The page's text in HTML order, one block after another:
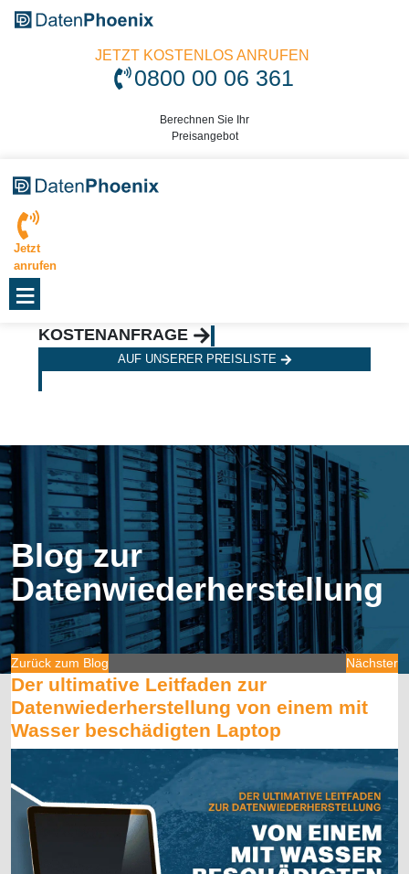
JETZT KOSTENLOS ANRUFEN
0800 00 06 361
Berechnen Sie Ihr
Preisangebot
Jetzt
anrufen
≡
KOSTENANFRAGE
AUF UNSERER PREISLISTE
Blog zur
Datenwiederherstellung
Zurück zum Blog Nächster
Der ultimative Leitfaden zur
Datenwiederherstellung von einem mit
Wasser beschädigten Laptop